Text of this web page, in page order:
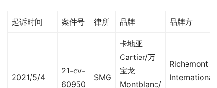
起诉时间 案件号 律所 品牌 品牌方
2021/5/4
21-cv-
60950
SMG
卡地亚
Cartier/万
宝龙
Montblanc/
Richemont
International